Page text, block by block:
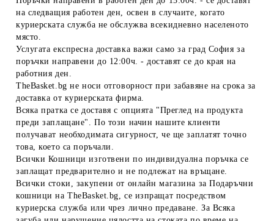
на следващия работен ден, освен в случаите, когато
куриерската служба не обслужва всекидневно населеното
място.
Услугата експресна доставка важи само за град София за
поръчки направени до 12:00ч. - доставят се до края на
работния ден.
TheBasket.bg не носи отговорност при забавяне на срока за
доставка от куриерската фирма.
Всяка пратка се доставя с опцията "Преглед на продукта
преди заплащане". По този начин нашите клиенти
получават необходимата сигурност, че ще заплатят точно
това, което са поръчали.
Всички Кошници изготвени по индивидуална поръчка се
заплащат предварително и не подлежат на връщане.
Всички стоки, закупени от онлайн магазина за Подаръчни
кошници на TheBasket.bg, се изпращат посредством
куриерска служба или чрез лично предаване. За Всяка